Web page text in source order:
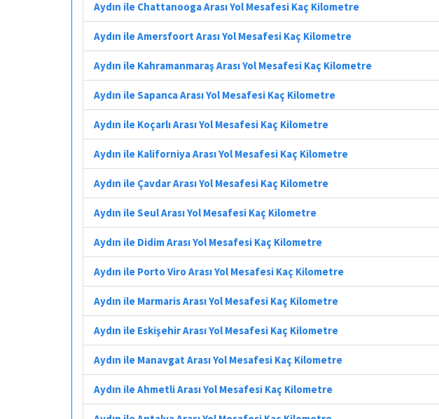
Aydın ile Chattanooga Arası Yol Mesafesi Kaç Kilometre
Aydın ile Amersfoort Arası Yol Mesafesi Kaç Kilometre
Aydın ile Kahramanmaraş Arası Yol Mesafesi Kaç Kilometre
Aydın ile Sapanca Arası Yol Mesafesi Kaç Kilometre
Aydın ile Koçarlı Arası Yol Mesafesi Kaç Kilometre
Aydın ile Kaliforniya Arası Yol Mesafesi Kaç Kilometre
Aydın ile Çavdar Arası Yol Mesafesi Kaç Kilometre
Aydın ile Seul Arası Yol Mesafesi Kaç Kilometre
Aydın ile Didim Arası Yol Mesafesi Kaç Kilometre
Aydın ile Porto Viro Arası Yol Mesafesi Kaç Kilometre
Aydın ile Marmaris Arası Yol Mesafesi Kaç Kilometre
Aydın ile Eskişehir Arası Yol Mesafesi Kaç Kilometre
Aydın ile Manavgat Arası Yol Mesafesi Kaç Kilometre
Aydın ile Ahmetli Arası Yol Mesafesi Kaç Kilometre